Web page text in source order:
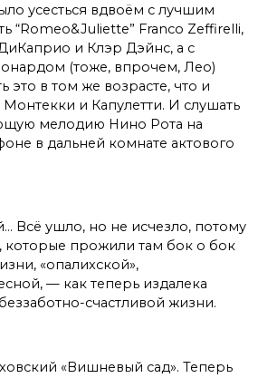
усесться вдвоём с лучшим
“Romeo&Juliette” Franco Zeffirelli,
и Клэр Дэйнс, а с
(тоже, впрочем, Лео)
это в том же возрасте, что и
и Капулетти. И слушать
мелодию Нино Рота на
в дальней комнате актового
Всё ушло, но не исчезло, потому
прожили там бок о бок
«опалихской»,
— как теперь издалека
счастливой жизни.
«Вишневый сад». Теперь